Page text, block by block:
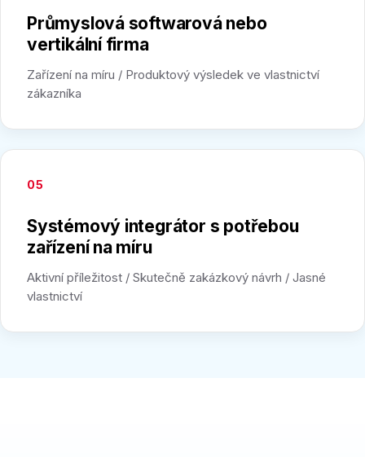
Průmyslová softwarová nebo
vertikální firma
Zařízení na míru / Produktový výsledek ve vlastnictví
zákazníka
05
Systémový integrátor s potřebou
zařízení na míru
Aktivní příležitost / Skutečně zakázkový návrh / Jasné
vlastnictví